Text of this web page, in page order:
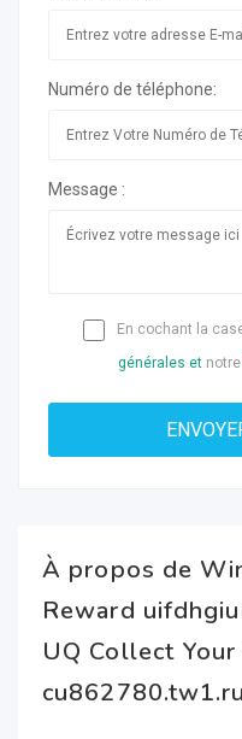
Numéro de téléphone:
Message :
En cochant la
générales et notre
À propos de
Reward
UQ Collect